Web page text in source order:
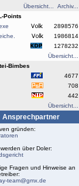
Übersicht...
Archiv...
Points
2898576
1986814
1278232
Übersicht...
Bimbes
4677
708
442
Übersicht...
Ansprechpartner
gründen:
über Doler:
Fragen und Hinweise an
team@gmx.de